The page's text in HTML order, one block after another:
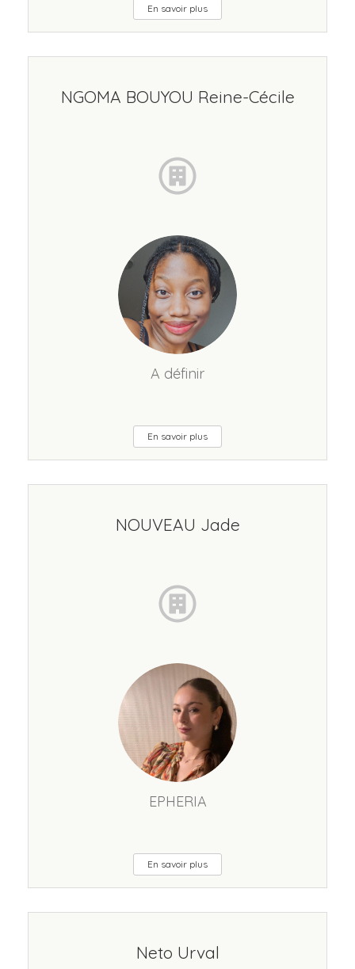
En savoir plus
NGOMA BOUYOU Reine-Cécile
A définir
En savoir plus
NOUVEAU Jade
EPHERIA
En savoir plus
Neto Urval